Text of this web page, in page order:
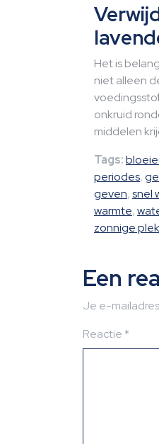
Het is
niet alleen
onkruid
middelen
Tags:
periodes,
geven,snel
warmte,
zonnige plek
Een
Je e-
Reactie*